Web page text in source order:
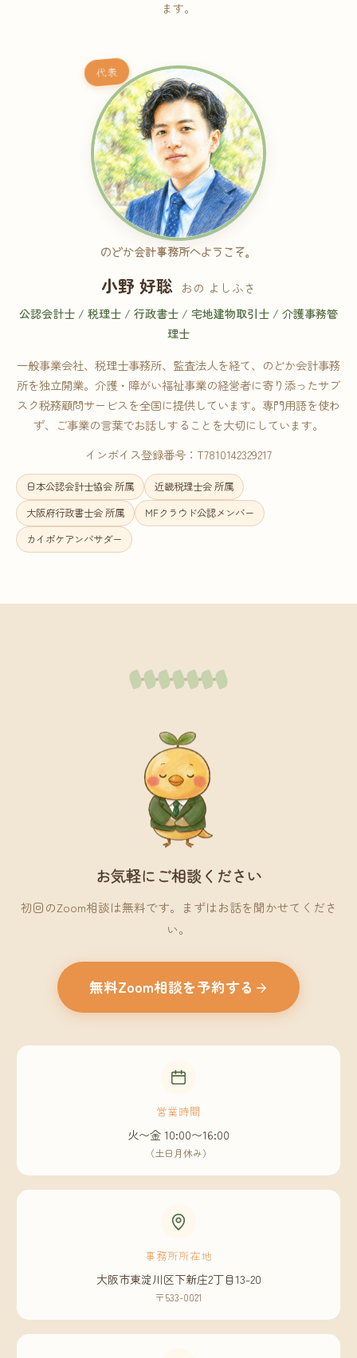
ます。
代表
のどか会計事務所へようこそ。
小野 好聡 おの よしふさ
公認会計士 / 税理士 / 行政書士 / 宅地建物取引士 / 介護事務管
理士
一般事業会社、税理士事務所、監査法人を経て、のどか会計事務
所を独立開業。介護・障がい福祉事業の経営者に寄り添ったサブ
スク税務顧問サービスを全国に提供しています。専門用語を使わ
ず、ご事業の言葉でお話しすることを大切にしています。
インボイス登録番号：T7810142329217
日本公認会計士協会 所属
近畿税理士会 所属
大阪府行政書士会 所属
MFクラウド公認メンバー
カイポケアンバサダー
お気軽にご相談ください
初回のZoom相談は無料です。まずはお話を聞かせてくださ
い。
無料Zoom相談を予約する
営業時間
火〜金 10:00〜16:00
（土日月休み）
事務所所在地
大阪市東淀川区下新庄2丁目13-20
〒533-0021